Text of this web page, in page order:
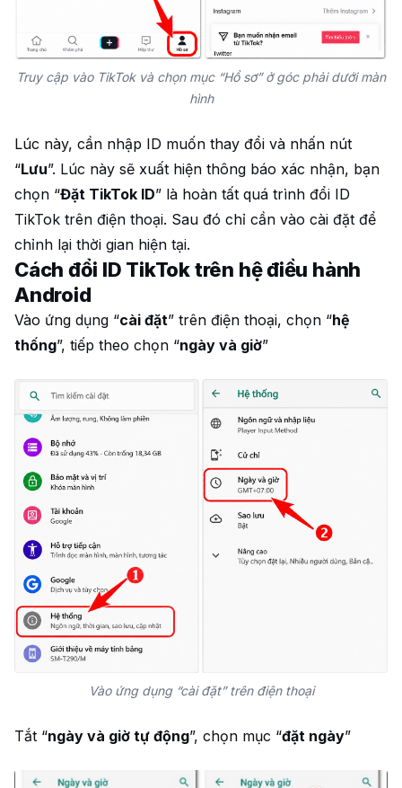
Truy cập vào TikTok và chọn mục “Hồ sơ” ở góc phải dưới màn
hình
Lúc này, cần nhập ID muốn thay đổi và nhấn nút
“Lưu”. Lúc này sẽ xuất hiện thông báo xác nhận, bạn
chọn “Đặt TikTok ID” là hoàn tất quá trình đổi ID
TikTok trên điện thoại. Sau đó chỉ cần vào cài đặt để
chỉnh lại thời gian hiện tại.
Cách đổi ID TikTok trên hệ điều hành
Android
Vào ứng dụng “cài đặt” trên điện thoại, chọn “hệ
thống”, tiếp theo chọn “ngày và giờ”
Vào ứng dụng “cài đặt” trên điện thoại
Tắt “ngày và giờ tự động”, chọn mục “đặt ngày”